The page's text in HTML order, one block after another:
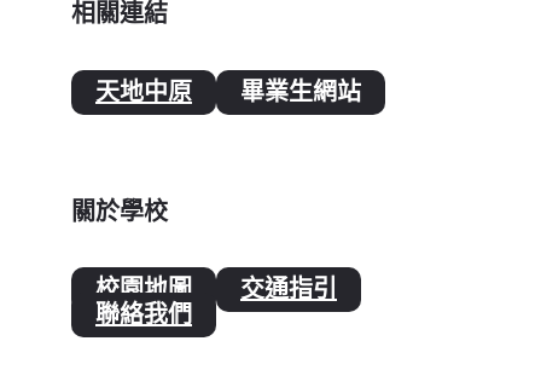
相關連結
天地中原 畢業生網站
關於學校
校園地圖 交通指引
聯絡我們